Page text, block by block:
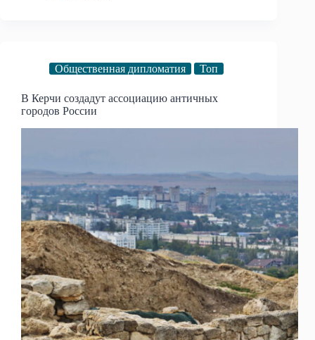
Общественная дипломатия Топ
В Керчи создадут ассоциацию античных
городов России